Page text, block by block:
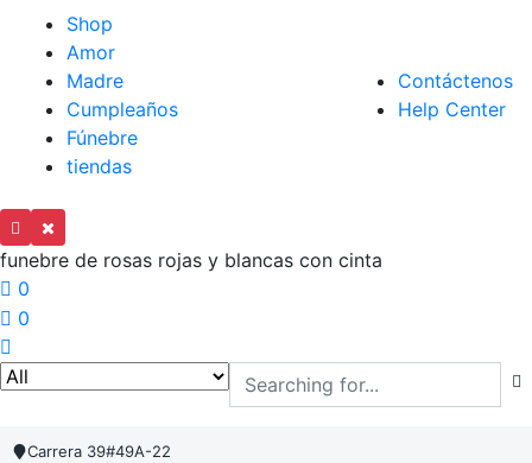
Shop
Amor
Madre
Cumpleaños
Fúnebre
tiendas
Contáctenos
Help Center
funebre de rosas rojas y blancas con cinta
0
0
Carrera 39#49A-22